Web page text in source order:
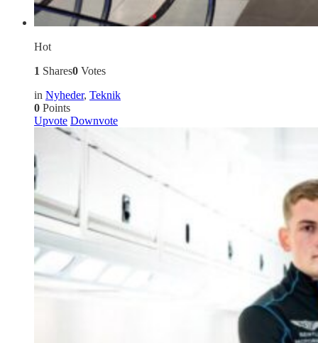
Hot
1 Shares0 Votes
in Nyheder, Teknik
0 Points
Upvote Downvote